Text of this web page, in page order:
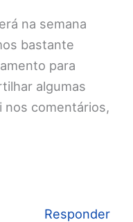
na semana
bastante
para
algumas
nos comentários,
Responder